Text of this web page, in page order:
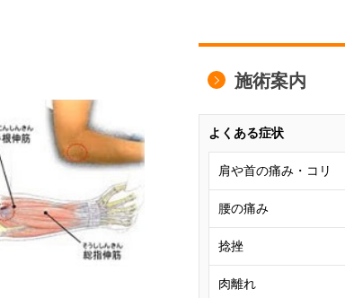
施術案内
よくある症状
肩や首の痛み・コリ
腰の痛み
捻挫
肉離れ